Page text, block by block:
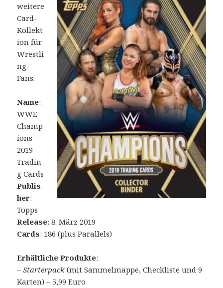
weitere
Card-
Kollekt
ion für
Wrestli
ng-
Fans.
Name:
WWE
Champ
ions –
2019
Tradin
g Cards
Publis
her:
Topps
Release: 8. März 2019
Cards: 186 (plus Parallels)
Erhältliche Produkte:
– Starterpack (mit Sammelmappe, Checkliste und 9
Karten) – 5,99 Euro